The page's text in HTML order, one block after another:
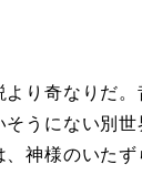
り奇なりだ。
うにない別世
神様のいた